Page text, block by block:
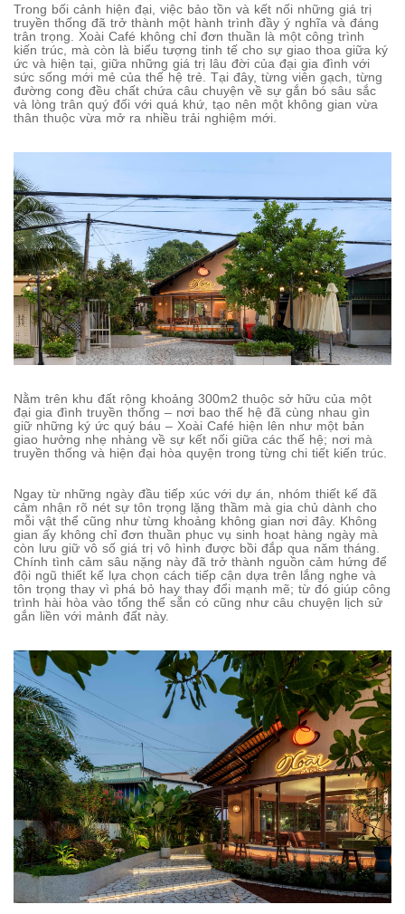
Trong bối cảnh hiện đại, việc bảo tồn và kết nối những giá trị
truyền thống đã trở thành một hành trình đầy ý nghĩa và đáng
trân trọng. Xoài Café không chỉ đơn thuần là một công trình
kiến trúc, mà còn là biểu tượng tinh tế cho sự giao thoa giữa ký
ức và hiện tại, giữa những giá trị lâu đời của đại gia đình với
sức sống mới mẻ của thế hệ trẻ. Tại đây, từng viên gạch, từng
đường cong đều chất chứa câu chuyện về sự gắn bó sâu sắc
và lòng trân quý đối với quá khứ, tạo nên một không gian vừa
thân thuộc vừa mở ra nhiều trải nghiệm mới.
Nằm trên khu đất rộng khoảng 300m2 thuộc sở hữu của một
đại gia đình truyền thống – nơi bao thế hệ đã cùng nhau gìn
giữ những ký ức quý báu – Xoài Café hiện lên như một bản
giao hưởng nhẹ nhàng về sự kết nối giữa các thế hệ; nơi mà
truyền thống và hiện đại hòa quyện trong từng chi tiết kiến trúc.
Ngay từ những ngày đầu tiếp xúc với dự án, nhóm thiết kế đã
cảm nhận rõ nét sự tôn trọng lặng thầm mà gia chủ dành cho
mỗi vật thể cũng như từng khoảng không gian nơi đây. Không
gian ấy không chỉ đơn thuần phục vụ sinh hoạt hàng ngày mà
còn lưu giữ vô số giá trị vô hình được bồi đắp qua năm tháng.
Chính tình cảm sâu nặng này đã trở thành nguồn cảm hứng để
đội ngũ thiết kế lựa chọn cách tiếp cận dựa trên lắng nghe và
tôn trọng thay vì phá bỏ hay thay đổi mạnh mẽ; từ đó giúp công
trình hài hòa vào tổng thể sẵn có cũng như câu chuyện lịch sử
gắn liền với mảnh đất này.